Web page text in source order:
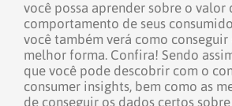
você possa aprender sobre o valor
comportamento de seus
você também verá como conseguir
melhor forma. Confira! Sendo
que você pode descobrir com o
consumer insights, bem como as
de conseguir os dados certos